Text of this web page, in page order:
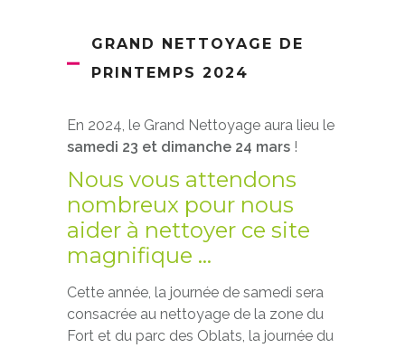
GRAND NETTOYAGE DE
PRINTEMPS 2024
En 2024, le Grand Nettoyage aura lieu le
samedi 23 et dimanche 24 mars !
Nous vous attendons
nombreux pour nous
aider à nettoyer ce site
magnifique …
Cette année, la journée de samedi sera
consacrée au nettoyage de la zone du
Fort et du parc des Oblats, la journée du